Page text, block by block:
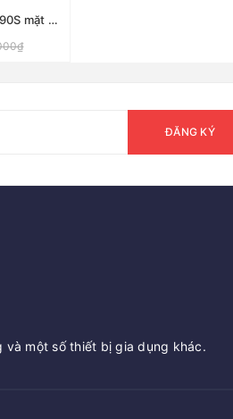
Bếp từ đôi Sevilla SV-T90S mặt kính Schott
ĐĂNG KÝ
và một số thiết bị gia dụng khác.